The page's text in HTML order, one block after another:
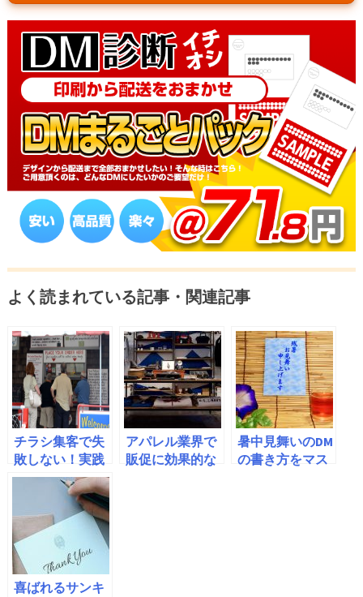
よく読まれている記事・関連記事
チラシ集客で失
敗しない！実践
アイデアを紹介
アパレル業界で
販促に効果的な
暑中見舞いのDM
の書き方をマス
喜ばれるサンキ